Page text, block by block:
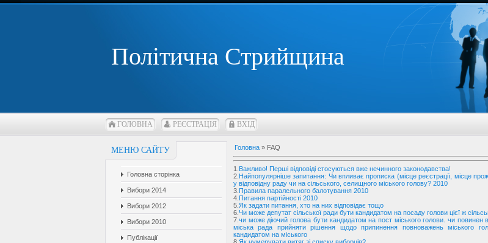
Політична Стрийщина
ГОЛОВНА РЕЄСТРАЦІЯ ВХІД
МЕНЮ САЙТУ
Головна сторінка
Вибори 2014
Вибори 2012
Вибори 2010
Публікації
Головна » FAQ
1. Важливо! Перші відповіді стосуються вже нечинного законодавства!
2. Найпопулярніше запитання: Чи впливає прописка (місце реєстрації, місце
у відповідну раду чи на сільського, селищного міського голову? 2010
3. Правила паралельного балотування 2010
4. Питання партійності 2010
5. Як задати питання, хто на них відповідає тощо
6. Чи може депутат сільської ради бути кандидатом на посаду голови цієї ж
7. чи може діючий голова бути кандидатом на пост міського голови. чи повинен
міська рада прийняти рішення щодо припинення повноважень міського
кандидатом на міського
8. Як нумерувати витяг зі списку виборців?